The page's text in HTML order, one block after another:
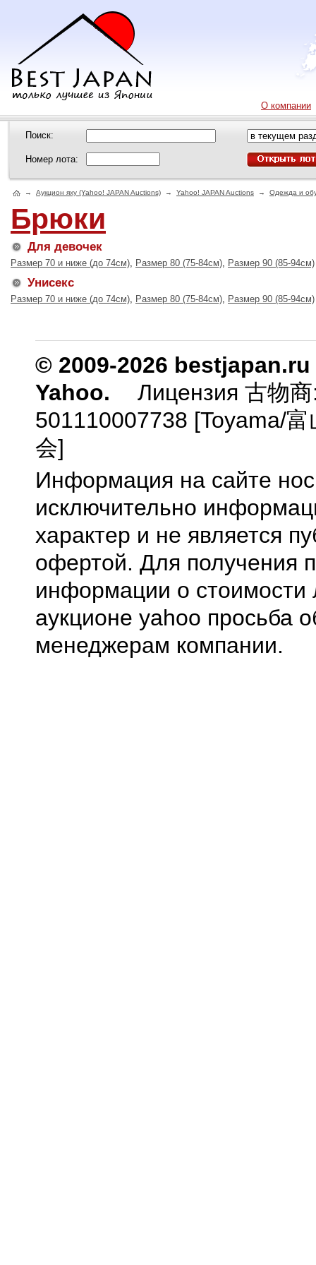
О компании
Поиск:
Номер лота:
→ Аукцион яху (Yahoo! JAPAN Auctions) → Yahoo! JAPAN Auctions → Одежда и
Брюки
Для девочек
Размер 70 и ниже (до 74см), Размер 80 (75-84см), Размер 90 (85-94см)
Унисекс
Размер 70 и ниже (до 74см), Размер 80 (75-84см), Размер 90 (85-94см)
© 2009-2026
Yahoo.
Лицензия 古物
501110007738 [Toyama/
会]
Информация на сайте
исключительно
характер и не является
офертой. Для получения
информации о стоимости
аукционе yahoo просьба
менеджерам компании.